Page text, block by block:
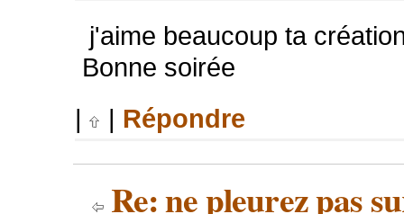
j'aime beaucoup ta
Bonne soirée
|
| Répondre
Re: ne pleurez pas